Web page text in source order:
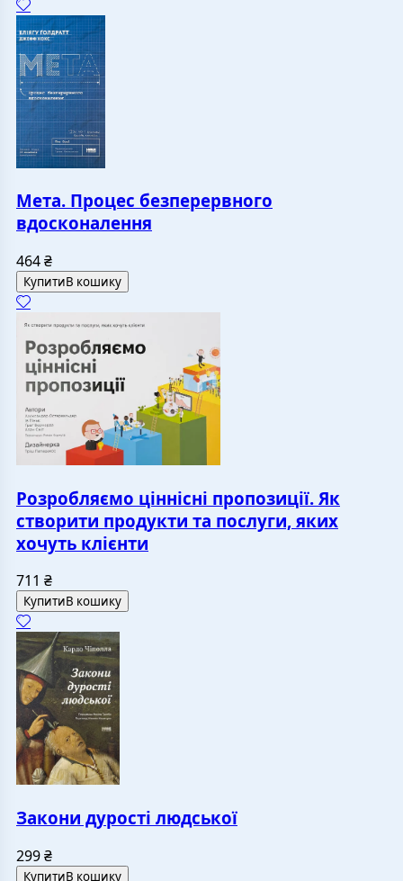
Мета. Процес безперервного
вдосконалення
464₴
КупитиВ кошику
Розробляємо ціннісні пропозиції. Як
створити продукти та послуги, яких
хочуть клієнти
711 ₴
КупитиВ кошику
Закони дурості людської
299₴
КупитиВ кошику